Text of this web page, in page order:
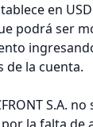
en
podrá ser
de la cuenta.
S.A.